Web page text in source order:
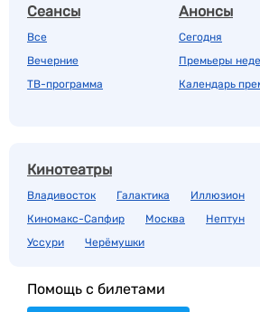
Сеансы
Все
Вечерние
ТВ-программа
Анонсы
Сегодня
Премьеры
Календарь
Кинотеатры
Владивосток Галактика
Иллюзион
Киномакс-Сапфир
Москва Нептун
Уссури
Черёмушки
Помощь с билетами